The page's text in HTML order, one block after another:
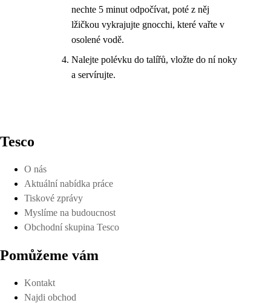
nechte 5 minut odpočívat, poté z něj
lžičkou vykrajujte gnocchi, které vařte v
osolené vodě.
Nalejte polévku do talířů, vložte do ní noky
a servírujte.
Tesco
O nás
Aktuální nabídka práce
Tiskové zprávy
Myslíme na budoucnost
Obchodní skupina Tesco
Pomůžeme vám
Kontakt
Najdi obchod